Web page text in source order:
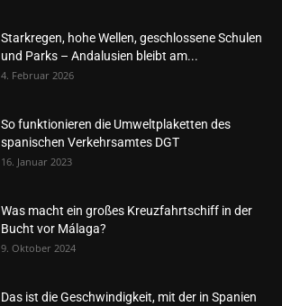
Starkregen, hohe Wellen, geschlossene Schulen
und Parks – Andalusien bleibt am...
4. Februar 2026
So funktionieren die Umweltplaketten des
spanischen Verkehrsamtes DGT
16. Januar 2023
Was macht ein großes Kreuzfahrtschiff in der
Bucht vor Málaga?
9. Oktober 2024
Das ist die Geschwindigkeit, mit der in Spanien